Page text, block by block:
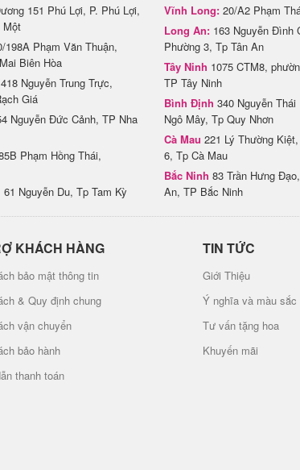
151 Phú Lợi, P. Phú Lợi,
Một
198A Phạm Văn Thuận,
Biên Hòa
418 Nguyễn Trung Trực,
Giá
Nguyễn Đức Cảnh, TP Nha
Phạm Hồng Thái,
61 Nguyễn Du, Tp Tam Kỳ
Vĩnh Long: 20/A2 Phạm
Long An: 163 Nguyễn Đình
Phường 3, Tp Tân An
Tây Ninh 1075 CTM8,
TP Tây Ninh
Bình Định 340 Nguyễn
Ngô Mây, Tp Quy Nhơn
Cà Mau 221 Lý Thường
6, Tp Cà Mau
Bắc Ninh 83 Trần Hưng
An, TP Bắc Ninh
KHÁCH HÀNG
bảo mật thông tin
& Quy định chung
vận chuyển
bảo hành
thanh toán
TIN TỨC
Giới Thiệu
Ý nghĩa và màu sắc
Tư vấn tặng hoa
Khuyến mãi